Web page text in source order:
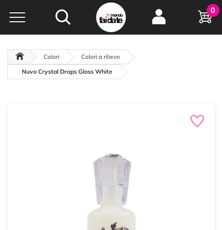
Hobby e
creatività...
oltre 15 anni online
0
Colori
Colori a rilievo
Nuvo Crystal Drops Gloss White